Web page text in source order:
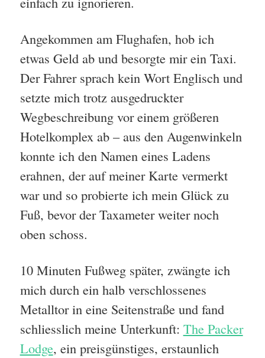
Angekommen am Flughafen, hob ich
etwas Geld ab und besorgte mir ein Taxi.
Der Fahrer sprach kein Wort Englisch und
setzte mich trotz ausgedruckter
Wegbeschreibung vor einem größeren
Hotelkomplex ab – aus den Augenwinkeln
konnte ich den Namen eines Ladens
erahnen, der auf meiner Karte vermerkt
war und so probierte ich mein Glück zu
Fuß, bevor der Taxameter weiter noch
oben schoss.
10 Minuten Fußweg später, zwängte ich
mich durch ein halb verschlossenes
Metalltor in eine Seitenstraße und fand
schliesslich meine Unterkunft: The Packer
Lodge, ein preisgünstiges, erstaunlich